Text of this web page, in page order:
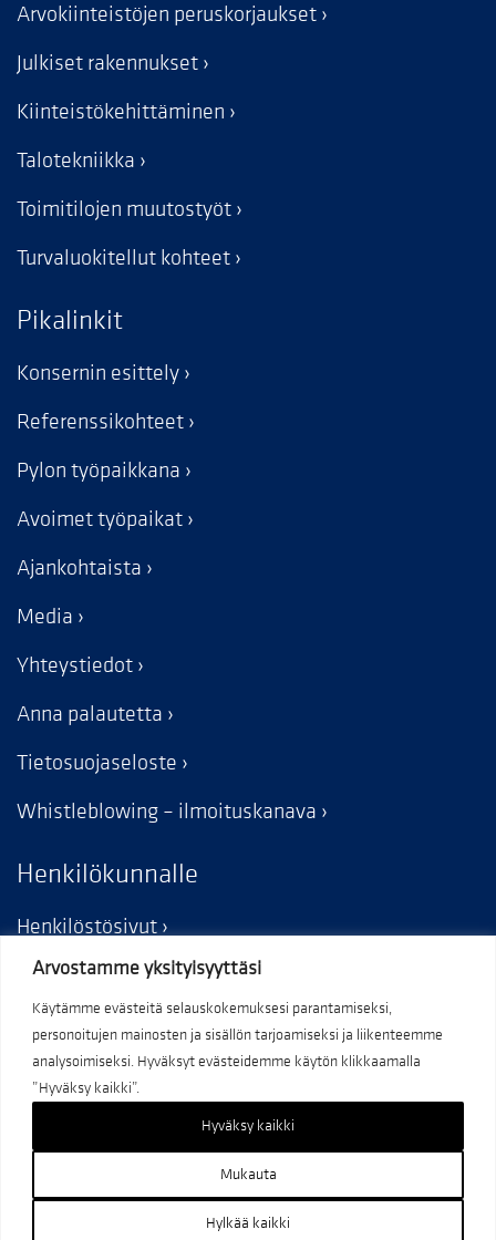
Arvostamme yksityisyyttäsi
Käytämme evästeitä selauskokemuksesi parantamiseksi,
personoitujen mainosten ja sisällön tarjoamiseksi ja liikenteemme
analysoimiseksi. Hyväksyt evästeidemme käytön klikkaamalla
”Hyväksy kaikki”.
Mukauta
Hylkää kaikki
Hyväksy kaikki
Arvokiinteistöjen peruskorjaukset
Julkiset rakennukset
Kiinteistökehittäminen
Talotekniikka
Toimitilojen muutostyöt
Turvaluokitellut kohteet
Pikalinkit
Konsernin esittely
Referenssikohteet
Pylon työpaikkana
Avoimet työpaikat
Ajankohtaista
Media
Yhteystiedot
Anna palautetta
Tietosuojaseloste
Whistleblowing – ilmoituskanava
Henkilökunnalle
Henkilöstösivut
– KORJAA KAIKEN